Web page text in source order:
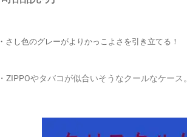
・さし色のグレーがよりかっこよさを引き立てる！
・ZIPPOやタバコが似合いそうなクールなケース